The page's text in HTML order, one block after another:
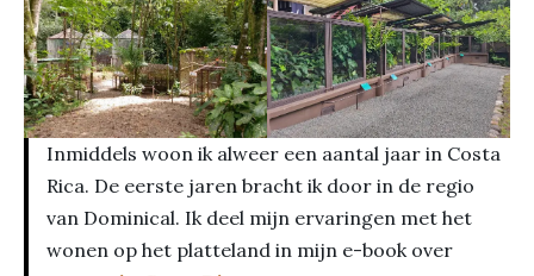
Inmiddels woon ik alweer een aantal jaar in Costa
Rica. De eerste jaren bracht ik door in de regio
van Dominical. Ik deel mijn ervaringen met het
wonen op het platteland in mijn e-book over